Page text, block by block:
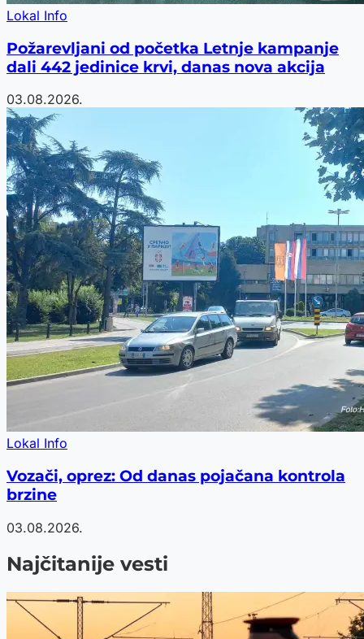
Lokal Info
Požarevljani od početka Letnje kampanje
dali 442 jedinice krvi, danas nova akcija
03.08.2026.
Lokal Info
Vozači, oprez: Od danas pojačana kontrola
brzine
03.08.2026.
Najčitanije vesti